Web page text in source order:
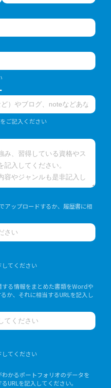
ご記入ください
アップロードするか、履歴書に相
してください
る情報をまとめた書類をWordや
か、それに相当するURLを記入し
してください
かるポートフォリオのデータを
URLを記入してください。